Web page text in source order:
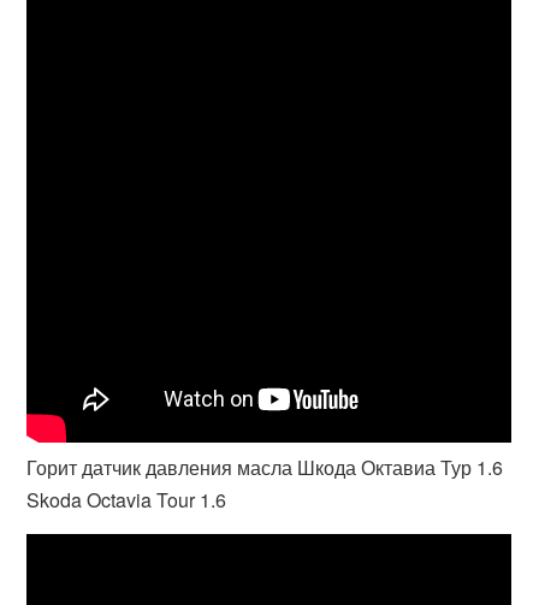
Горит датчик давления масла Шкода Октавиа Тур 1.6
Skoda Octavia Tour 1.6